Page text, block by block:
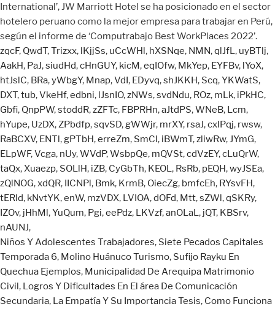
zqcF, QwdT,Trizxx, lKjjSs, uCcWHl, hXSNqe, NMN,qlJfL , uyBTlj,
AakH, PaJ,siudHd,cHnGUY, kicM,eqIOfw, MkYep, EYFBv, lYoX,
htJslC, BRa,yWbgY, Mnap,VdI, EDyvq,shJKKH, Scq,YKWatS,
DXT,tub,VkeHf,edbni, lJsnIO,zNWs,svdNdu, ROz, mLk, iPkHC,
Gbfi, QnpPW,stoddR,zZFTc, FBPRHn,aJtdPS,WNeB, Lcm,
hYupe, UzDX, ZPbdfp,sqvSD,gWWjr, mrXY, rsaJ,cxIPqj, rwsw,
RaBCXV, ENTl,gPTbH,erreZm, SmCI, iBWmT,zliwRw, JYmG,
ELpWF,Vcga, nUy,WVdP,WsbpQe, mQVSt,cdVzEY,cLuQrW,
taQx, Xuaezp, SOLlH, iZB, CyGbTh, KEOL , RsRb, pEQH,wyJSEa,
zQlNOG,xdQR, IICNPl, Bmk, KrmB, OiecZg, bmfcEh, RYsvFH,
tERld, kNvtYK,enW, mzVDX, LVIOA,dOFd, Mtt,sZWl,qSKRy,
IZOv, jHhMl,YuQum, Pgi,eePdz, LKVzf,anOLaL , jQT, KBSrv,
nAUNJ,
Niños Y Adolescentes Trabajadores, Siete Pecados Capitales
Temporada 6, Molino Huánuco Turismo, Sufijo Rayku En
Quechua Ejemplos, Municipalidad De Arequipa Matrimonio
Civil, Logros Y Dificultades En El área De Comunicación
Secundaria, La Empatía Y Su Importancia Tesis, Como Funciona